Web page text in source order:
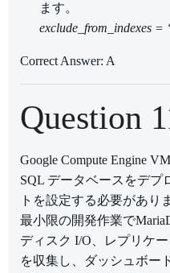
ます。
exclude_from_indexes =
Correct Answer: A
Question
Google Compute Engine
SQL データベースをデプ
トを設定する必要があり
最小限の開発作業で
ディスク I/O、レプリケ
を収集し、ダッシュボー